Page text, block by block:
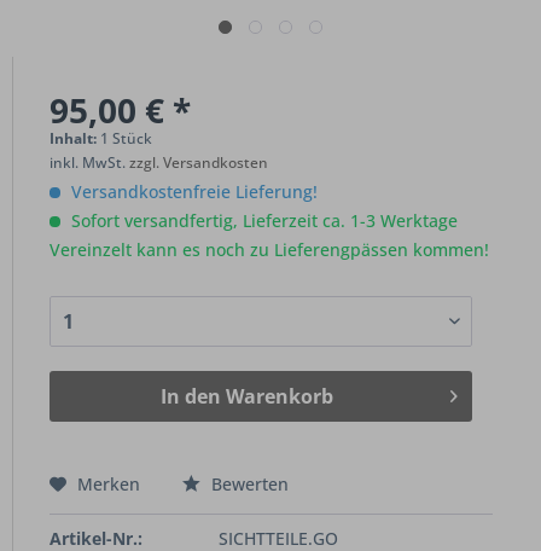
95,00 € *
Inhalt: 1 Stück
inkl. MwSt.zzgl. Versandkosten
Versandkostenfreie Lieferung!
Sofort versandfertig, Lieferzeit ca. 1-3 Werktage
Vereinzelt kann es noch zu Lieferengpässen kommen!
In den Warenkorb
Merken Bewerten
Artikel-Nr.:
SICHTTEILE.GO